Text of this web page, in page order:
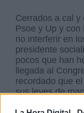
Cerrados a cal y
Psoe y Up y con
no interferir en
presidente
pocos que han
llegada al
recordado que
sus leyes de
allí no se puede